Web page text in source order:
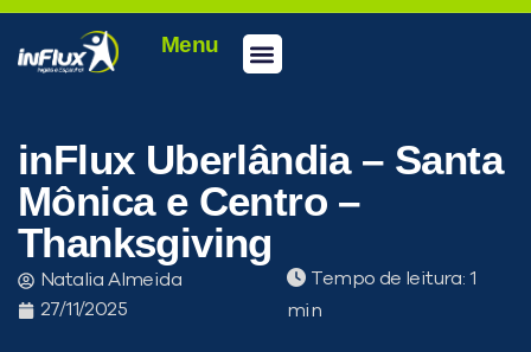
Menu
inFlux Uberlândia – Santa
Mônica e Centro –
Thanksgiving
Natalia Almeida
27/11/2025
Tempo de leitura: